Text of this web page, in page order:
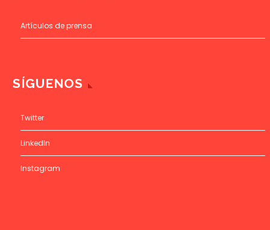
Artículos de prensa
SÍGUENOS
Twitter
LinkedIn
Instagram